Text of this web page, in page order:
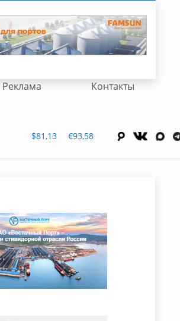
Реклама Контакты
$81,13 €93,58